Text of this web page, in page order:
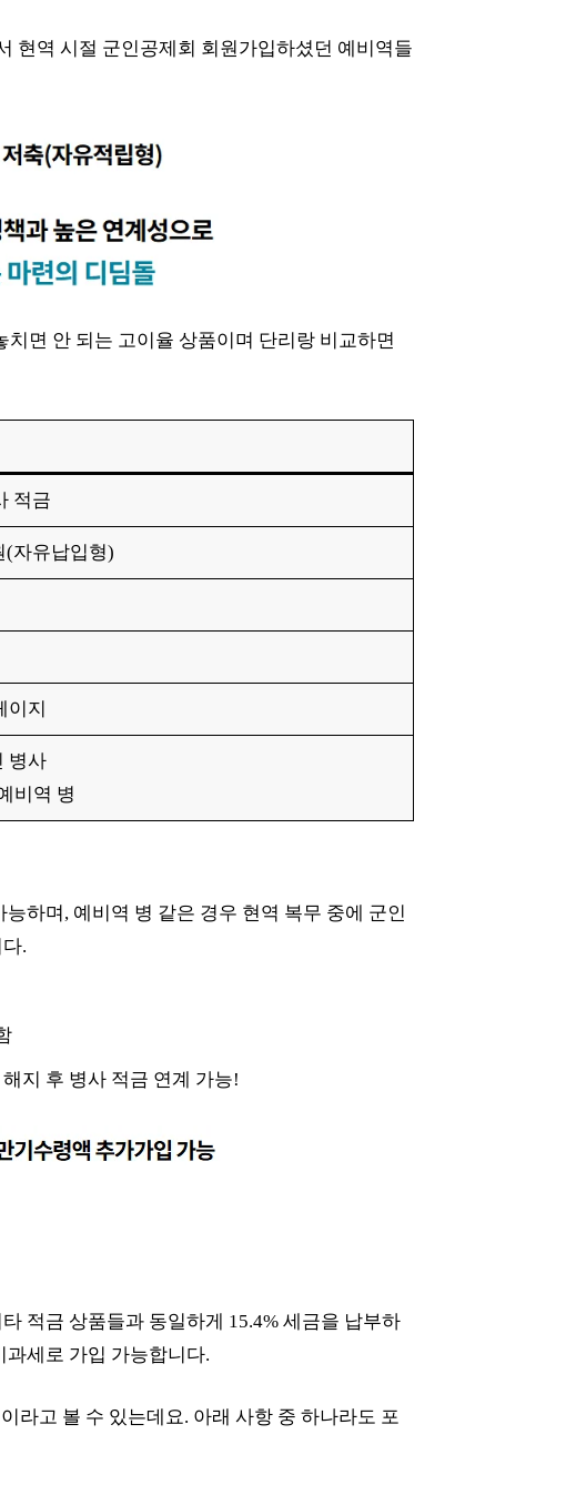
현역 시절 군인공제회 회원가입하셨던 예비역들
면 안 되는 고이율 상품이며 단리랑 비교하면
적금
(자유납입형)
이지
병사
비역 병
하며, 예비역 병 같은 경우 현역 복무 중에 군인
.
지 후 병사 적금 연계 가능!
적금 상품들과 동일하게 15.4% 세금을 납부하
세로 가입 가능합니다.
라고 볼 수 있는데요. 아래 사항 중 하나라도 포